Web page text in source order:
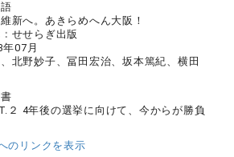
新へ。あきらめへん大阪！
せせらぎ出版
年07月
北野妙子、冨田宏治、坂本篤紀、横田
２ 4年後の選挙に向けて、今からが勝負
のリンクを表示